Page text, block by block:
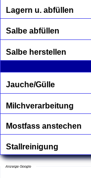
Lagern u. abfüllen
Salbe abfüllen
Salbe herstellen
Jauche/Gülle
Milchverarbeitung
Mostfass anstechen
Stallreinigung
Anzeige Google